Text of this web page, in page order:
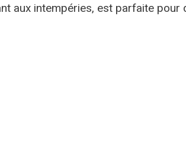
aux intempéries, est parfaite pour